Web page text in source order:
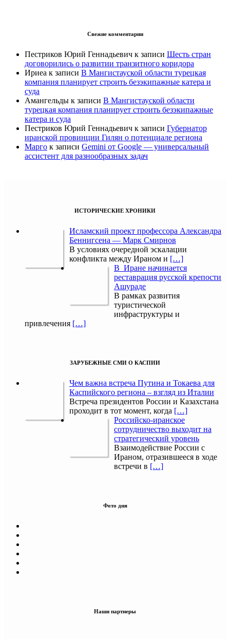
Свежие комментарии
Пестриков Юрий Геннадьевич к записи Шесть стран
договорились о развитии транзитного коридора
Ириеа к записи В Мангистауской области турецкая
компания планирует строить безэкипажные катера и
суда
Амангельды к записи В Мангистауской области
турецкая компания планирует строить безэкипажные
катера и суда
Пестриков Юрий Геннадьевич к записи Губернатор
иранской провинции Гилян о потенциале региона
Марго к записи Gemini от Google — универсальный
ассистент для разнообразных задач
ИСТОРИЧЕСКИЕ ХРОНИКИ
Исламский проект профессора Александра
Беннигсена — Марк Смирнов
В условиях очередной эскалации
конфликта между Ираном и […]
В Иране начинается
реставрация русской крепости
Ашураде
В рамках развития
туристической
инфраструктуры и
привлечения […]
ЗАРУБЕЖНЫЕ СМИ О КАСПИИ
Чем важна встреча Путина и Токаева для
Каспийского региона – взгляд из Италии
Встреча президентов России и Казахстана
проходит в тот момент, когда […]
Российско-иранское
сотрудничество выходит на
стратегический уровень
Взаимодействие России с
Ираном, отразившееся в ходе
встречи в […]
Фото дня
Наши партнеры